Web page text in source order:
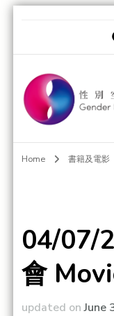
Home 書籍及電影
04/07/
會
updated onJune